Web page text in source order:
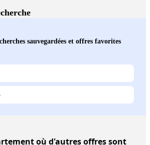
sauvegardées et offres favorites
où d'autres offres sont